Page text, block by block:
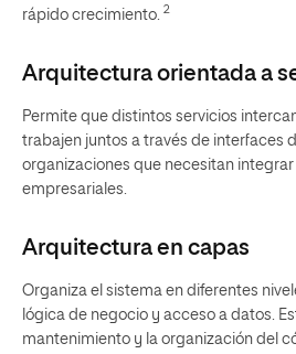
rápido crecimiento. 2
Arquitectura orientada a
Permite que distintos servicios
trabajen juntos a través de interfaces
organizaciones que necesitan
empresariales.
Arquitectura en capas
Organiza el sistema en diferentes
lógica de negocio y acceso a datos.
mantenimiento y la organización del